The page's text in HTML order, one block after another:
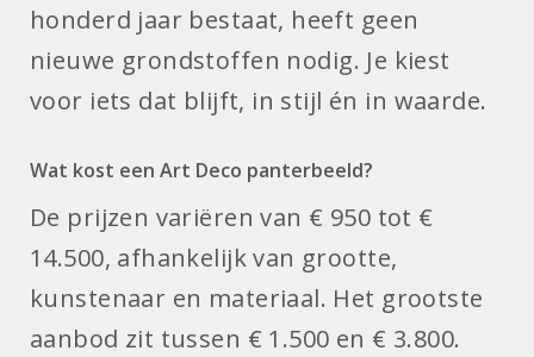
honderd jaar bestaat, heeft geen
nieuwe grondstoffen nodig. Je kiest
voor iets dat blijft, in stijl én in waarde.
Wat kost een Art Deco panterbeeld?
De prijzen variëren van € 950 tot €
14.500, afhankelijk van grootte,
kunstenaar en materiaal. Het grootste
aanbod zit tussen € 1.500 en € 3.800.